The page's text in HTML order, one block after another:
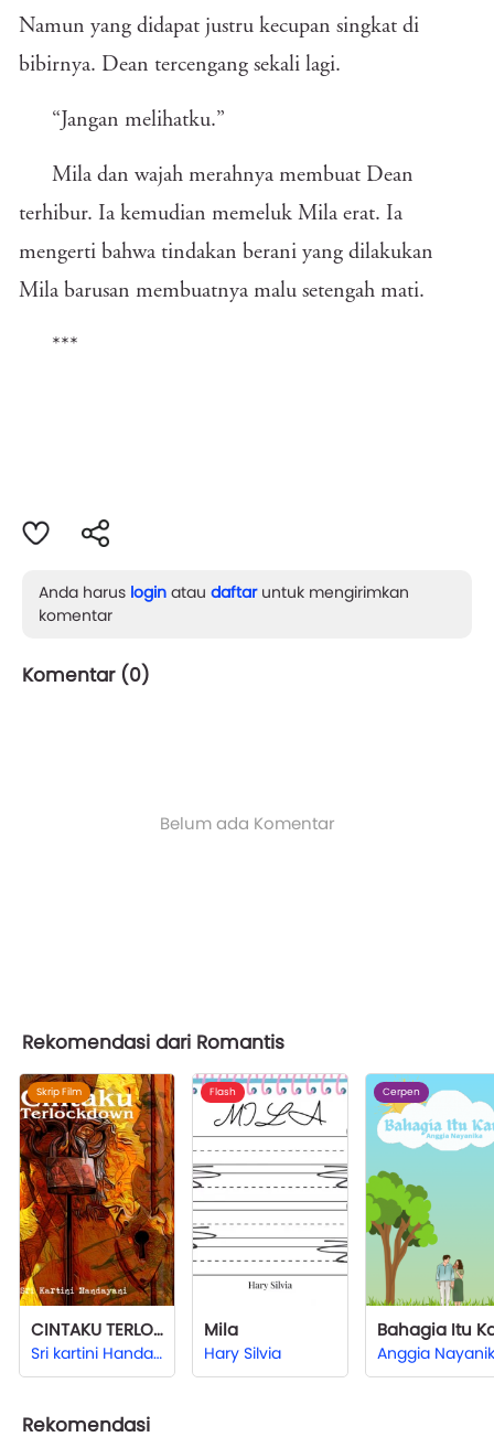
Namun yang didapat justru kecupan singkat di
bibirnya. Dean tercengang sekali lagi.
“Jangan melihatku.”
Mila dan wajah merahnya membuat Dean
terhibur. Ia kemudian memeluk Mila erat. Ia
mengerti bahwa tindakan berani yang dilakukan
Mila barusan membuatnya malu setengah mati.
***
Anda harus login atau daftaruntuk mengirimkan
komentar
Komentar (0)
Belum ada Komentar
Rekomendasi dari Romantis
Skrip Film
CINTAKU TERLOCKDOWN
Sri kartini Handayani
Flash
Mila
Hary Silvia
Cerpen
Anggia
Rekomendasi